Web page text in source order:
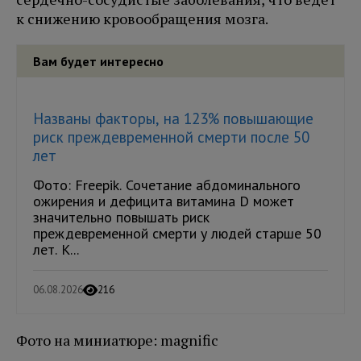
к снижению кровообращения мозга.
Вам будет интересно
Названы факторы, на 123% повышающие
риск преждевременной смерти после 50
лет
Фото: Freepik. Сочетание абдоминального
ожирения и дефицита витамина D может
значительно повышать риск
преждевременной смерти у людей старше 50
лет. К...
06.08.2026 216
Фото на миниатюре: magnific